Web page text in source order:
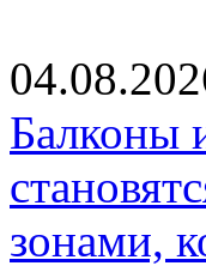
Балконы
зонами,